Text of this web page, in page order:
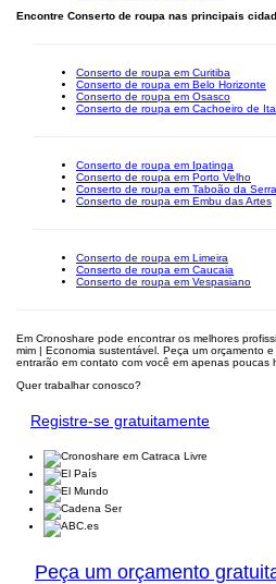
Encontre Conserto de roupa nas principais
Conserto de roupa em Curitiba
Conserto de roupa em Belo Horizonte
Conserto de roupa em Osasco
Conserto de roupa em Cachoeiro de
Conserto de roupa em Ipatinga
Conserto de roupa em Porto Velho
Conserto de roupa em Taboão da Serra
Conserto de roupa em Embu das Artes
Conserto de roupa em Limeira
Conserto de roupa em Caucaia
Conserto de roupa em Vespasiano
Em Cronoshare pode encontrar os melhores
mim | Economia sustentável. Peça um orçamento
entrarão em contato com você em apenas poucas
Quer trabalhar conosco?
Registre-se gratuitamente
Peça um orçamento